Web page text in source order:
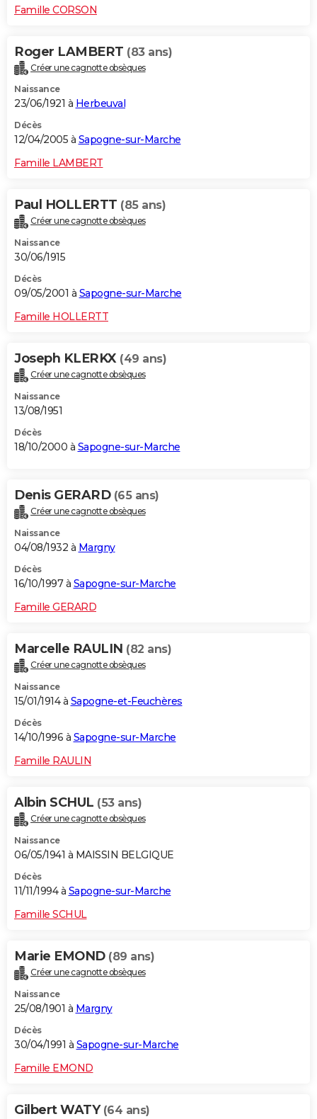
Famille CORSON
Roger LAMBERT (83 ans)
Créer une cagnotte obsèques
Naissance
23/06/1921 à Herbeuval
Décès
12/04/2005 à Sapogne-sur-Marche
Famille LAMBERT
Paul HOLLERTT (85 ans)
Créer une cagnotte obsèques
Naissance
30/06/1915
Décès
09/05/2001 à Sapogne-sur-Marche
Famille HOLLERTT
Joseph KLERKX (49 ans)
Créer une cagnotte obsèques
Naissance
13/08/1951
Décès
18/10/2000 à Sapogne-sur-Marche
Denis GERARD (65 ans)
Créer une cagnotte obsèques
Naissance
04/08/1932 à Margny
Décès
16/10/1997 à Sapogne-sur-Marche
Famille GERARD
Marcelle RAULIN (82 ans)
Créer une cagnotte obsèques
Naissance
15/01/1914 à Sapogne-et-Feuchères
Décès
14/10/1996 à Sapogne-sur-Marche
Famille RAULIN
Albin SCHUL (53 ans)
Créer une cagnotte obsèques
Naissance
06/05/1941 à MAISSIN BELGIQUE
Décès
11/11/1994 à Sapogne-sur-Marche
Famille SCHUL
Marie EMOND (89 ans)
Créer une cagnotte obsèques
Naissance
25/08/1901 à Margny
Décès
30/04/1991 à Sapogne-sur-Marche
Famille EMOND
Gilbert WATY (64 ans)